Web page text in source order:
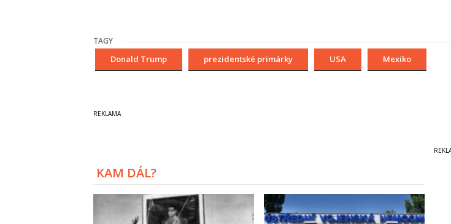
TAGY
Donald Trump prezidentské primárky USA Mexiko
KAM DÁL?